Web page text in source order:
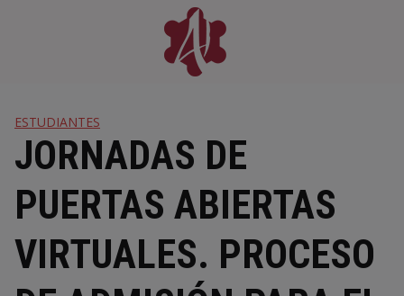
ESTUDIANTES
JORNADAS DE
PUERTAS ABIERTAS
VIRTUALES. PROCESO